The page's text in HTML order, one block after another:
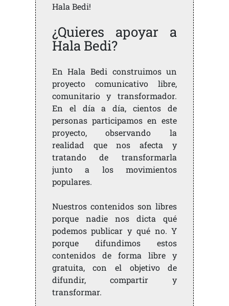
Hala Bedi!
¿Quieres apoyar a
Hala Bedi?
En Hala Bedi construimos un
proyecto comunicativo libre,
comunitario y transformador.
En el día a día, cientos de
personas participamos en este
proyecto, observando la
realidad que nos afecta y
tratando de transformarla
junto a los movimientos
populares.
Nuestros contenidos son libres
porque nadie nos dicta qué
podemos publicar y qué no. Y
porque difundimos estos
contenidos de forma libre y
gratuita, con el objetivo de
difundir, compartir y
transformar.